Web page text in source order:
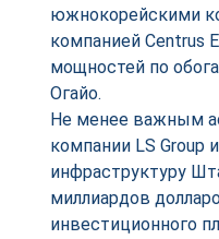
южнокорейскими
компанией Centrus
мощностей по
Огайо.
Не менее важным
компании LS Group
инфраструктуру
миллиардов
инвестиционного